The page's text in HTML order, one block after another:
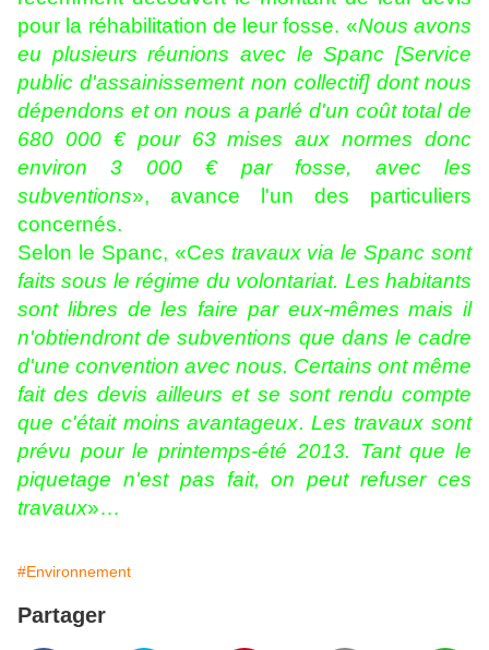
pour la réhabilitation de leur fosse. «Nous avons
eu plusieurs réunions avec le Spanc [Service
public d'assainissement non collectif] dont nous
dépendons et on nous a parlé d'un coût total de
680 000 € pour 63 mises aux normes donc
environ 3 000 € par fosse, avec les
subventions», avance l'un des particuliers
concernés.
Selon le Spanc, «Ces travaux via le Spanc sont
faits sous le régime du volontariat. Les habitants
sont libres de les faire par eux-mêmes mais il
n'obtiendront de subventions que dans le cadre
d'une convention avec nous. Certains ont même
fait des devis ailleurs et se sont rendu compte
que c'était moins avantageux. Les travaux sont
prévu pour le printemps-été 2013. Tant que le
piquetage n'est pas fait, on peut refuser ces
travaux»…
#Environnement
Partager